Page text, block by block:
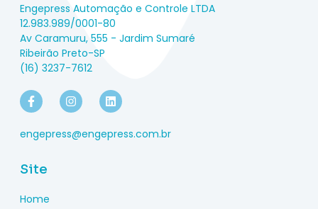
Engepress Automação e Controle LTDA
12.983.989/0001-80
Av Caramuru, 555 - Jardim Sumaré
Ribeirão Preto-SP
(16) 3237-7612
engepress@engepress.com.br
Site
Home